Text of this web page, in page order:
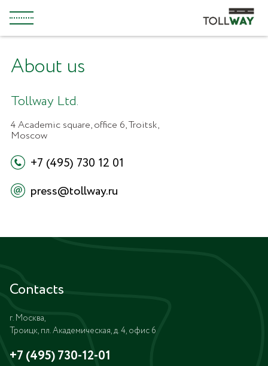
About us
Our mission
Care for nature
Development
Legislation
PPP
Press room
Back
About us
Tollway Ltd.
4 Academic square, office 6, Troitsk,
Moscow
+7 (495) 730 12 01
press@tollway.ru
Contacts
г. Москва,
Троицк, пл. Академическая, д. 4, офис 6
+7 (495) 730-12-01